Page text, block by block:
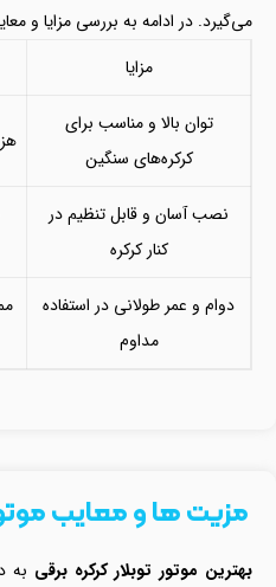
می‌گیرد. در ادامه به بررسی مزایا و
مزایا
توان بالا و مناسب برای
کرکره‌های سنگین
نصب آسان و قابل تنظیم در
کنار کرکره
دوام و عمر طولانی در استفاده
مداوم
مزیت ها و معایب
بهترین موتور توبلار کرکره برقیبه